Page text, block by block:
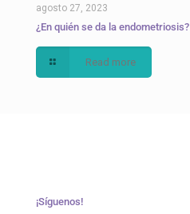
agosto 27, 2023
¿En quién se da la endometriosis?
Read more
¡Síguenos!